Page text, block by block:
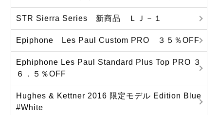
STR Sierra Series 新商品 ＬＪ－１
Epiphone Les Paul Custom PRO ３５％OFF
Ephiphone Les Paul Standard Plus Top PRO ３
６．５％OFF
Hughes & Kettner 2016 限定モデル Edition Blue
#White